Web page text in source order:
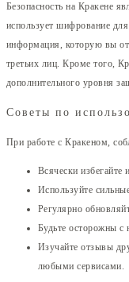
Безопасность на Кракене
использует шифрование
информация, которую вы
третьих лиц. Кроме того,
дополнительного уровня
Советы по
При работе с Кракеном,
Всячески избегайте
Используйте
Регулярно
Будьте осторожны с
Изучайте отзывы
любыми сервисами.